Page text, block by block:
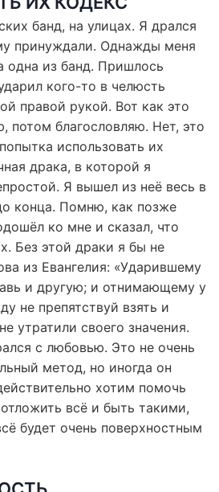
ИХ КОДЕКС
банд, на улицах. Я дрался
принуждали. Однажды меня
одна из банд. Пришлось
кого-то в челюсть
правой рукой. Вот как это
потом благословляю. Нет, это
использовать их
драка, в которой я
Я вышел из неё весь в
конца. Помню, как позже
ко мне и сказал, что
Без этой драки я бы не
из Евангелия: «Ударившему
и другую; и отнимающему у
не препятствуй взять и
утратили своего значения.
с любовью. Это не очень
метод, но иногда он
хотим помочь
всё и быть такими,
будет очень поверхностным